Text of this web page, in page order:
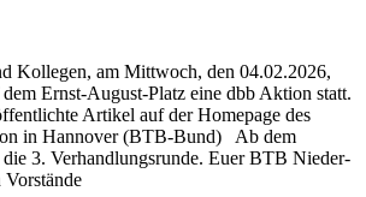
Kollegen, am Mitt­woch, den 04.02.2026,
Ernst-August-Platz eine dbb Aktion statt.
Artikel auf der Home­page des
in Hannover (BTB-Bund) Ab dem
die 3. Verhand­lungs­runde. Euer BTB Nieder­
Vorstände